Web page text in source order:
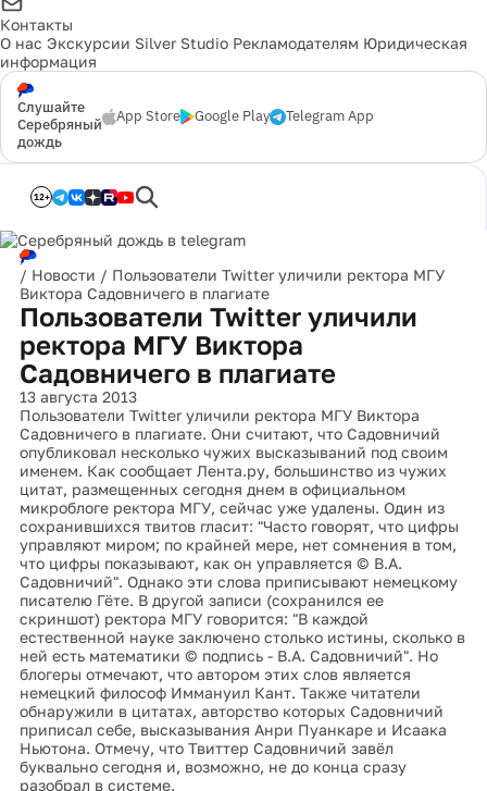
Контакты
О нас Экскурсии Silver Studio Рекламодателям Юридическая
информация
Слушайте
Серебряный
дождь
App Store Google Play Telegram App
12+
/ Новости / Пользователи Twitter уличили ректора МГУ
Виктора Садовничего в плагиате
Пользователи Twitter уличили
ректора МГУ Виктора
Садовничего в плагиате
13 августа 2013
Пользователи Twitter уличили ректора МГУ Виктора
Садовничего в плагиате. Они считают, что Садовничий
опубликовал несколько чужих высказываний под своим
именем. Как сообщает Лента.ру, большинство из чужих
цитат, размещенных сегодня днем в официальном
микроблоге ректора МГУ, сейчас уже удалены. Один из
сохранившихся твитов гласит: "Часто говорят, что цифры
управляют миром; по крайней мере, нет сомнения в том,
что цифры показывают, как он управляется © В.А.
Садовничий". Однако эти слова приписывают немецкому
писателю Гёте. В другой записи (сохранился ее
скриншот) ректора МГУ говорится: "В каждой
естественной науке заключено столько истины, сколько в
ней есть математики © подпись - В.А. Садовничий". Но
блогеры отмечают, что автором этих слов является
немецкий философ Иммануил Кант. Также читатели
обнаружили в цитатах, авторство которых Садовничий
приписал себе, высказывания Анри Пуанкаре и Исаака
Ньютона. Отмечу, что Твиттер Садовничий завёл
буквально сегодня и, возможно, не до конца сразу
разобрал в системе.